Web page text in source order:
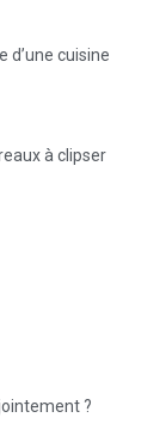
d’une cuisine
à clipser
?